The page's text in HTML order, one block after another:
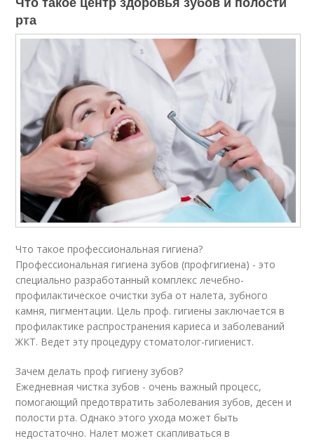
рта
Что такое профессиональная гигиена?
Профессиональная гигиена зубов (профгигиена) - это
специально разработанный комплекс лечебно-
профилактическое очистки зуба от налета, зубного
камня, пигментации. Цель проф. гигиены заключается в
профилактике распространения кариеса и заболеваний
ЖКТ. Ведет эту процедуру стоматолог-гигиенист.
Зачем делать проф гигиену зубов?
Ежедневная чистка зубов - очень важный процесс,
помогающий предотвратить заболевания зубов, десен и
полости рта. Однако этого ухода может быть
недостаточно. Налет может скапливаться в